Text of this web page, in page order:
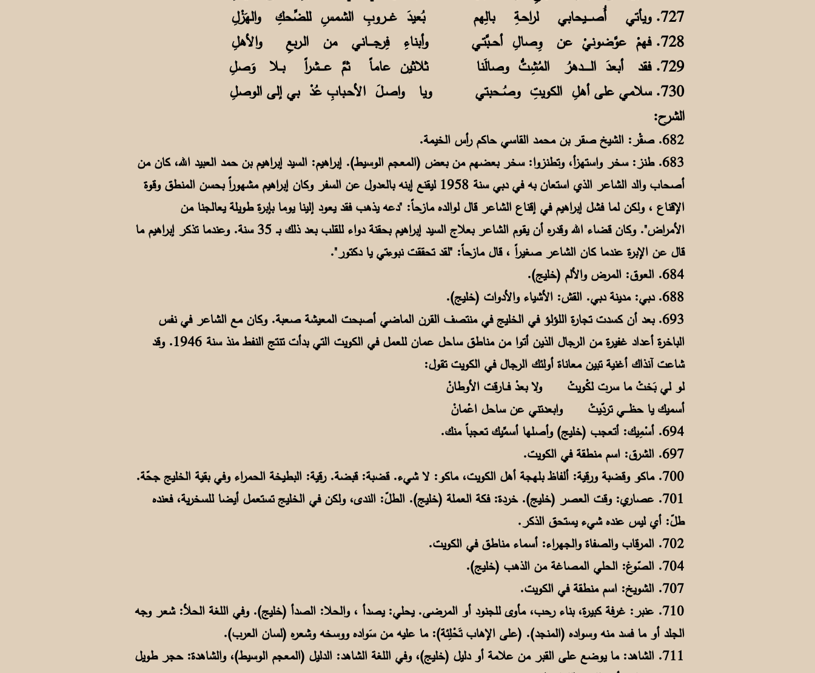
727. ويأتي أُصــــيحابي لراحـةِ بالِهم بُعيدَ غـــروبِ الشمسِ للضِّحكِ والهَزْلِ
728. فهمْ عوَّضونيْ عن وِصالِ أحــبَّتـي وأبناءِ فِرجــــاني من الـربعِ والأهلِ
729. فقد أبعدَ الــــــدهرُ المُشِتُّ وصالَنا ثلاثين عاماً ثمَّ عــــشراً بــلا وَصلِ
730. سلامي على أهلِ الكويتِ وصُــحبتي ويا واصـلَ الأحـبابِ عُدْ بي إلى الوصلِ
الشرح:
682. صقْر: الشيخ صقر بن محمد القاسي حاكم رأس الخيمة.
683. طنز: سخر واستهزأ، وتطنزوا: سخر بعضهم من بعض (المعجم الوسيط). إبراهيم: السيد إبراهيم بن حمد العبيد الله، كان من
أصحاب والد الشاعر الذي استعان به في دبي سنة 1958 ليقنع إبنه بالعدول عن السفر وكان إبراهيم مشهوراً بحسن المنطق وقوة
الإقناع ، ولكن لما فشل إبراهيم في إقناع الشاعر قال لوالده مازحاً: "دعه يذهب فقد يعود إلينا يوما بإبرة طويلة يعالجنا من
الأمراض". وكان قضاء الله وقدره أن يقوم الشاعر بعلاج السيد إبراهيم بحقنة دواء للقلب بعد ذلك بـ 35 سنة. وعندما تذكر إبراهيم ما
قال عن الإبرة عندما كان الشاعر صغيراً ، قال مازحاً: "لقد تحققت نبوءتي يا دكتور".
684. العوق: المرض والألم (خليج).
688. دبي: مدينة دبي. القش: الأشياء والأدوات (خليج).
693. بعد أن كسدت تجارة اللؤلؤ في الخليج في منتصف القرن الماضي أصبحت المعيشة صعبة. وكان مع الشاعر في نفس
الباخرة أعداد غفيرة من الرجال الذين أتوا من مناطق ساحل عمان للعمل في الكويت التي بدأت تنتج النفط منذ سنة 1946. وقد
شاعت آنذاك أغنية تبين معاناة أولئك الرجال في الكويت تقول:
لو لي بَختْ ما سرت لكْويتْ ولا بعدْ فــارقت الأوطانْ
أسميك يا حظـــي تردّيتْ وابعدتني عن ساحل اعْمانْ
694. أسْمِيك: أتعجب (خليج) وأصلها أسمِّيك تعجباً منك.
697. الشرق: اسم منطقة في الكويت.
700. ماكو وقضبة ورقية: ألفاظ بلهجة أهل الكويت، ماكو: لا شيء. قضبة: قبضة. رقية: البطيخة الحمراء وفي بقية الخليج جحّة.
701. عصاري: وقت العصر (خليج). خردة: فكة العملة (خليج). الطلّ: الندى، ولكن في الخليج تستعمل أيضا للسخرية، فعنده
طلّ: أي ليس عنده شيء يستحق الذكر.
702. المرقاب والصفاة والجهراء: أسماء مناطق في الكويت.
704. الصّوغ: الحلي المصاغة من الذهب (خليج).
707. الشويخ: اسم منطقة في الكويت.
710. عنبر: غرفة كبيرة، بناء رحب، مأوى للجنود أو المرضى. يحلي: يصدأ ، والحلا: الصدأ (خليج). وفي اللغة الحلأ: شعر وجه
الجلد أو ما فسد منه وسواده (المنجد). (على الإهاب تَحْلِئة): ما عليه من سَواده ووسخه وشعره (لسان العرب).
711. الشاهد: ما يوضع على القبر من علامة أو دليل (خليج)، وفي اللغة الشاهد: الدليل (المعجم الوسيط)، والشاهدة: حجر طويل